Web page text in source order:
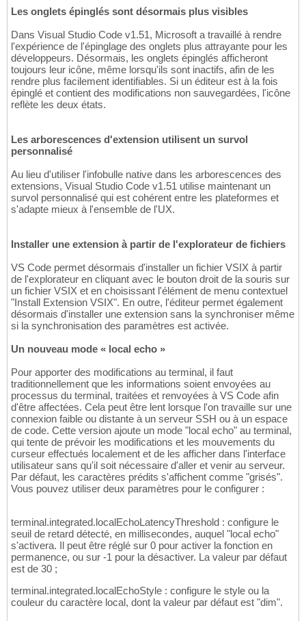
Les onglets épinglés sont désormais plus visibles
Dans Visual Studio Code v1.51, Microsoft a travaillé à rendre
l'expérience de l'épinglage des onglets plus attrayante pour les
développeurs. Désormais, les onglets épinglés afficheront
toujours leur icône, même lorsqu'ils sont inactifs, afin de les
rendre plus facilement identifiables. Si un éditeur est à la fois
épinglé et contient des modifications non sauvegardées, l'icône
reflète les deux états.
Les arborescences d'extension utilisent un survol
personnalisé
Au lieu d'utiliser l'infobulle native dans les arborescences des
extensions, Visual Studio Code v1.51 utilise maintenant un
survol personnalisé qui est cohérent entre les plateformes et
s'adapte mieux à l'ensemble de l'UX.
Installer une extension à partir de l'explorateur de fichiers
VS Code permet désormais d'installer un fichier VSIX à partir
de l'explorateur en cliquant avec le bouton droit de la souris sur
un fichier VSIX et en choisissant l'élément de menu contextuel
"Install Extension VSIX". En outre, l'éditeur permet également
désormais d'installer une extension sans la synchroniser même
si la synchronisation des paramètres est activée.
Un nouveau mode « local echo »
Pour apporter des modifications au terminal, il faut
traditionnellement que les informations soient envoyées au
processus du terminal, traitées et renvoyées à VS Code afin
d'être affectées. Cela peut être lent lorsque l'on travaille sur une
connexion faible ou distante à un serveur SSH ou à un espace
de code. Cette version ajoute un mode "local echo" au terminal,
qui tente de prévoir les modifications et les mouvements du
curseur effectués localement et de les afficher dans l'interface
utilisateur sans qu'il soit nécessaire d'aller et venir au serveur.
Par défaut, les caractères prédits s'affichent comme "grisés".
Vous pouvez utiliser deux paramètres pour le configurer :
terminal.integrated.localEchoLatencyThreshold : configure le
seuil de retard détecté, en millisecondes, auquel "local echo"
s'activera. Il peut être réglé sur 0 pour activer la fonction en
permanence, ou sur -1 pour la désactiver. La valeur par défaut
est de 30 ;
terminal.integrated.localEchoStyle : configure le style ou la
couleur du caractère local, dont la valeur par défaut est "dim".